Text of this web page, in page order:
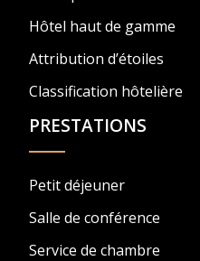
Hôtel haut de gamme
Attribution d’étoiles
Classification hôtelière
PRESTATIONS
Petit déjeuner
Salle de conférence
Service de chambre